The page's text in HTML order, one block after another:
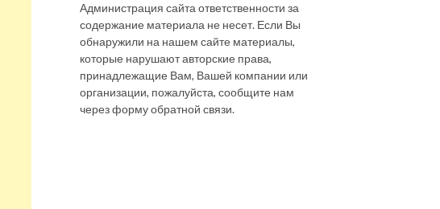
Администрация сайта ответственности за
содержание материала не несет. Если Вы
обнаружили на нашем сайте материалы,
которые нарушают авторские права,
принадлежащие Вам, Вашей компании или
организации, пожалуйста, сообщите нам
через форму обратной связи.